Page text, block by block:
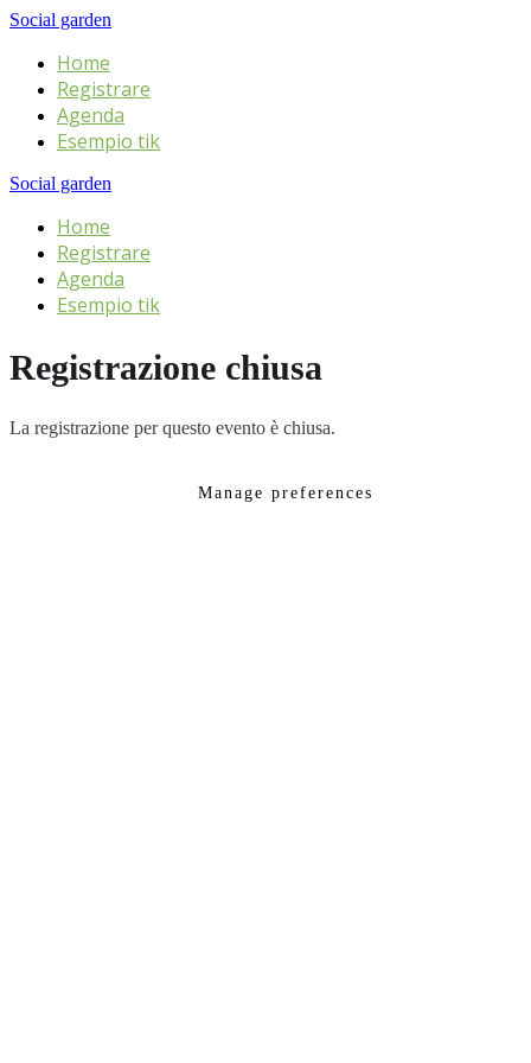
Social garden
Home
Registrare
Agenda
Esempio tik
Social garden
Home
Registrare
Agenda
Esempio tik
Registrazione chiusa
La registrazione per questo evento è chiusa.
Manage preferences